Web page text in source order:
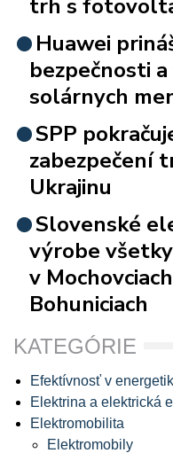
trh s
Huawei
bezpečnosti
solárnych
SPP
zabezpečení
Ukrajinu
Slovenské
výrobe
v
Bohuniciach
KATEGÓRIE
Efektívnosť v
Elektrina a elektrická
Elektromobilita
Elektromobily